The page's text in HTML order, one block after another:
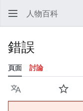
人物百科
錯誤
頁面 討論
語言 監視